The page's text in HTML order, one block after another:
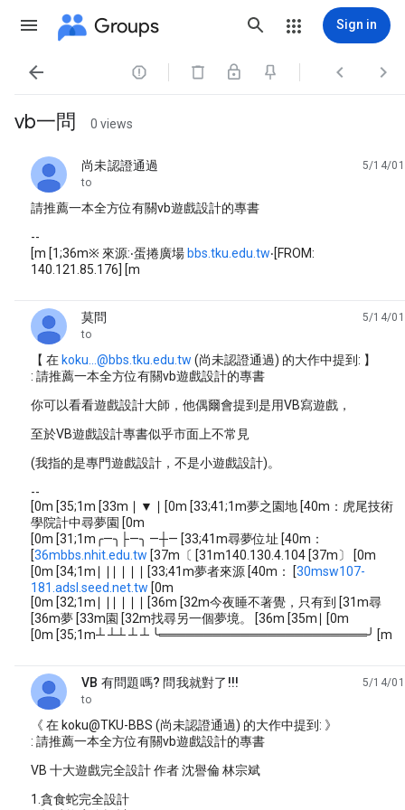
Groups Sign in
   
vb一問 0 views
尚未認證通過
unread,
5/14/01
to
請推薦一本全方位有關vb遊戲設計的專書
--
[m [1;36m※ 來源:‧蛋捲廣場 bbs.tku.edu.tw‧[FROM:
140.121.85.176] [m
莫問
unread,
5/14/01
to
【 在 koku...@bbs.tku.edu.tw (尚未認證通過) 的大作中提到: 】
: 請推薦一本全方位有關vb遊戲設計的專書
你可以看看遊戲設計大師，他偶爾會提到是用VB寫遊戲，
至於VB遊戲設計專書似乎市面上不常見
(我指的是專門遊戲設計，不是小遊戲設計)。
--
[0m [35;1m [33m ∣ ▼ ∣ [0m [33;41;1m夢之園地 [40m：虎尾技術
學院計中尋夢園 [0m
[0m [31;1m╭—╮├—╮ —┼— [33;41m尋夢位址 [40m：
[36mbbs.nhit.edu.tw [37m〔 [31m140.130.4.104 [37m〕 [0m
[0m [34;1m∣ ∣∣ ∣ ∣ ∣ [33;41m夢者來源 [40m： [30msw107-
181.adsl.seed.net.tw [0m
[0m [32;1m∣ ∣∣ ∣ ∣ ∣ [36m [32m今夜睡不著覺，只有到 [31m尋
[36m夢 [33m園 [32m找尋另一個夢境。 [36m [35m∣ [0m
[0m [35;1m┴ ┴┴ ┴ ┴ ╰═══════════════════════╯ [m
VB 有問題嗎? 問我就對了!!!
unread,
5/14/01
to
《 在 koku@TKU-BBS (尚未認證通過) 的大作中提到: 》
: 請推薦一本全方位有關vb遊戲設計的專書
VB 十大遊戲完全設計 作者 沈譽倫 林宗斌
1.貪食蛇完全設計